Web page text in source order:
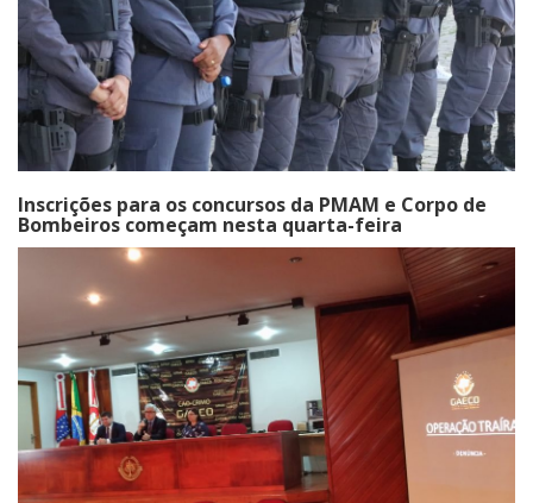
Inscrições para os concursos da PMAM e Corpo de
Bombeiros começam nesta quarta-feira